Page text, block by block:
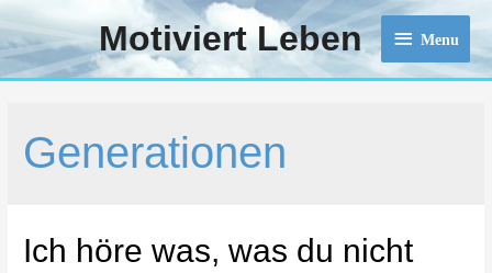
Motiviert Leben Menu
Menu
Generationen
Ich höre was, was du nicht